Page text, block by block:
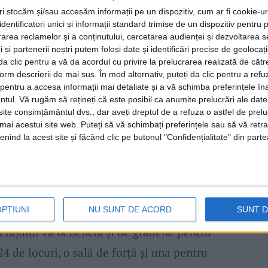
stocăm și/sau accesăm informații pe un dispozitiv, cum ar fi cookie-
unici și informații standard trimise de un dispozitiv pentru
reclamelor și a conținutului, cercetarea audienței și dezvoltarea
și partenerii noștri putem folosi date și identificări precise de
clic pentru a vă da acordul cu privire la prelucrarea realizată de
descrierii de mai sus. În mod alternativ, puteți da clic pentru a
a accesa informații mai detaliate și a vă schimba preferințele
Vă rugăm să rețineți că este posibil ca anumite prelucrări ale
consimțământul dvs., dar aveți dreptul de a refuza o astfel de
acestui site web. Puteți să vă schimbați preferințele sau să vă
la acest site și făcând clic pe butonul "Confidențialitate" din
NU SUNT DE ACORD SUNT
la bătaie pentru construirea bazinului,
de bază, 730.365,44 lei cheltuieli
213.466,50 lei proiectare și
organizare de șantier. Firmele interesate
5 ani au dus la bun sfârșit cel puțin un
artificial. Ofertele sunt așteptate până pe 5
de înotde laCaransebeșva avea
fi prevăzut cu 6 culoare și va avea o
va beneficia și de gradene pentru
de locuri, o sală de forță și una pentru